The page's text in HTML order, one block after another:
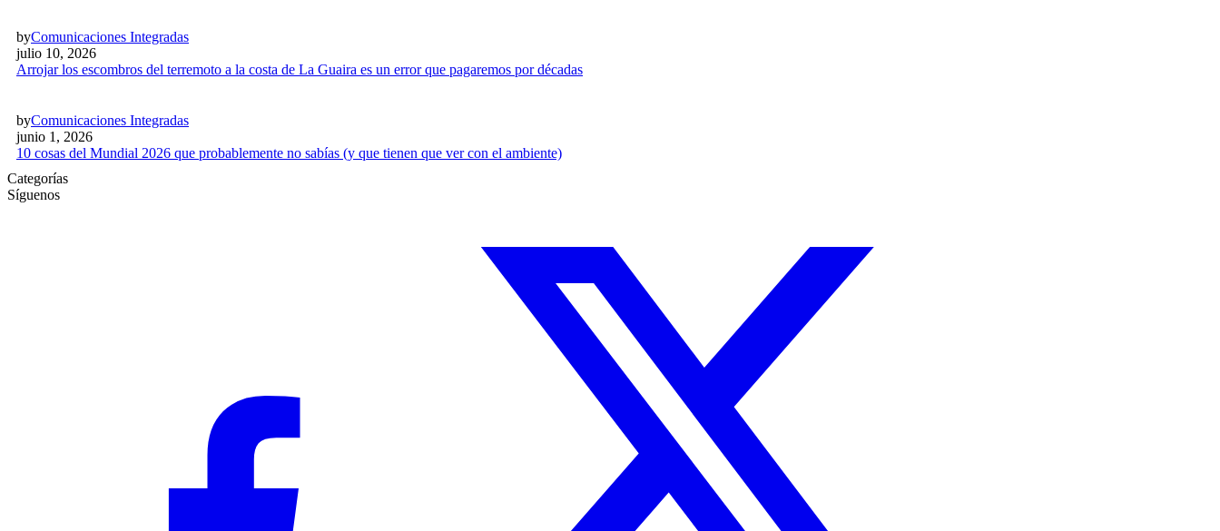
byComunicaciones Integradas
julio 10, 2026
Arrojar los escombros del terremoto a la costa de La Guaira es un error que pagaremos por décadas
byComunicaciones Integradas
junio 1, 2026
10 cosas del Mundial 2026 que probablemente no sabías (y que tienen que ver con el ambiente)
Categorías
Síguenos